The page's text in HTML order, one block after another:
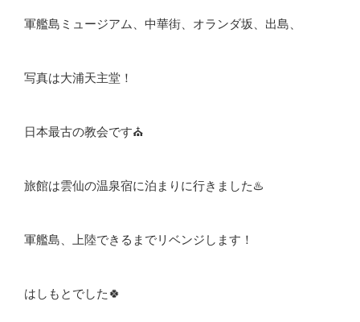
軍艦島ミュージアム、中華街、オランダ坂、出島、
写真は大浦天主堂！
日本最古の教会です⛪️
旅館は雲仙の温泉宿に泊まりに行きました♨️
軍艦島、上陸できるまでリベンジします！
はしもとでした🍀